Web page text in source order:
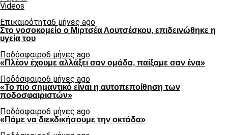
Videos
Επικαιρότητα6 μήνες ago
Στο νοσοκομείο ο Μιρτσέα Λουτσέσκου, επιδεινώθηκε η
υγεία του
Ποδόσφαιρο6 μήνες ago
«Πλέον έχουμε αλλάξει σαν ομάδα, παίξαμε σαν ένα»
Ποδόσφαιρο6 μήνες ago
«Το πιο σημαντικό είναι η αυτοπεποίθηση των
ποδοσφαιριστών»
Ποδόσφαιρο6 μήνες ago
«Πάμε να διεκδικήσουμε την οκτάδα»